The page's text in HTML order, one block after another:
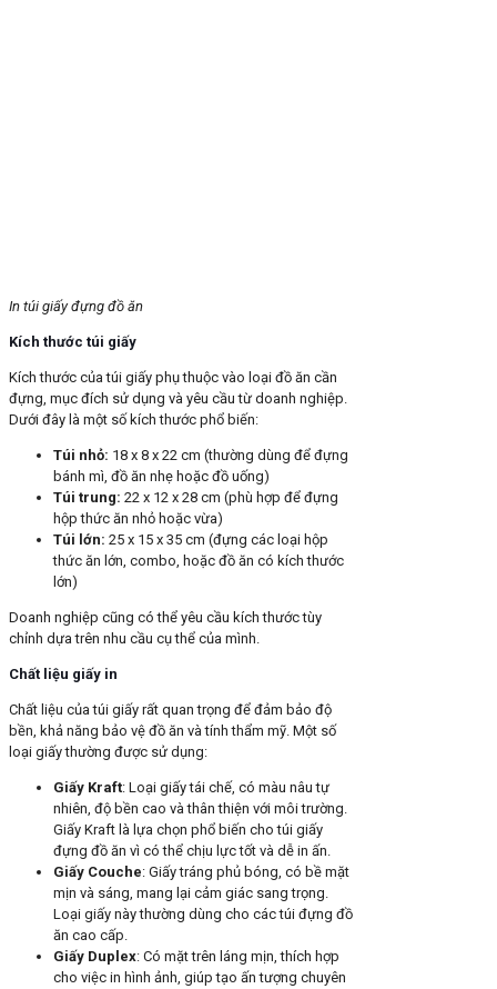
In túi giấy đựng đồ ăn
Kích thước túi giấy
Kích thước của túi giấy phụ thuộc vào loại đồ ăn cần
đựng, mục đích sử dụng và yêu cầu từ doanh nghiệp.
Dưới đây là một số kích thước phổ biến:
Túi nhỏ: 18 x 8 x 22 cm (thường dùng để đựng
bánh mì, đồ ăn nhẹ hoặc đồ uống)
Túi trung: 22 x 12 x 28 cm (phù hợp để đựng
hộp thức ăn nhỏ hoặc vừa)
Túi lớn: 25 x 15 x 35 cm (đựng các loại hộp
thức ăn lớn, combo, hoặc đồ ăn có kích thước
lớn)
Doanh nghiệp cũng có thể yêu cầu kích thước tùy
chỉnh dựa trên nhu cầu cụ thể của mình.
Chất liệu giấy in
Chất liệu của túi giấy rất quan trọng để đảm bảo độ
bền, khả năng bảo vệ đồ ăn và tính thẩm mỹ. Một số
loại giấy thường được sử dụng:
Giấy Kraft: Loại giấy tái chế, có màu nâu tự
nhiên, độ bền cao và thân thiện với môi trường.
Giấy Kraft là lựa chọn phổ biến cho túi giấy
đựng đồ ăn vì có thể chịu lực tốt và dễ in ấn.
Giấy Couche: Giấy tráng phủ bóng, có bề mặt
mịn và sáng, mang lại cảm giác sang trọng.
Loại giấy này thường dùng cho các túi đựng đồ
ăn cao cấp.
Giấy Duplex: Có mặt trên láng mịn, thích hợp
cho việc in hình ảnh, giúp tạo ấn tượng chuyên